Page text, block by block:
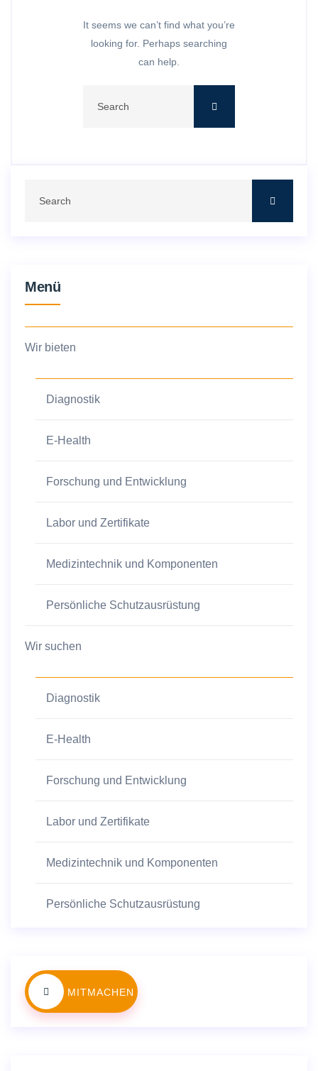
It seems we can’t find what you’re
looking for. Perhaps searching
can help.
Menü
Wir bieten
Diagnostik
E-Health
Forschung und Entwicklung
Labor und Zertifikate
Medizintechnik und Komponenten
Persönliche Schutzausrüstung
Wir suchen
Diagnostik
E-Health
Forschung und Entwicklung
Labor und Zertifikate
Medizintechnik und Komponenten
Persönliche Schutzausrüstung
MITMACHEN